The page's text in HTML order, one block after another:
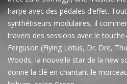
harpe avec des pédales d’effet.
synthétiseurs modulaires, il
travers des sessions avec le
Ferguson (Flying Lotus, Dr. Dre,
Woods, la nouvelle star de la new
donne la clé en chantant le